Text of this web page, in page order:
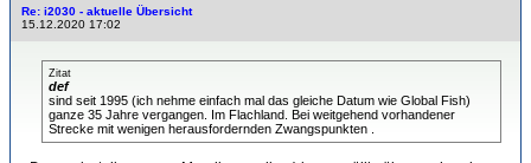
Re: i2030 - aktuelle Übersicht
15.12.2020 17:02
Zitat
def
sind seit 1995 (ich nehme einfach mal das gleiche Datum wie Global Fish)
ganze 35 Jahre vergangen. Im Flachland. Bei weitgehend vorhandener
Strecke mit wenigen herausfordernden Zwangspunkten .